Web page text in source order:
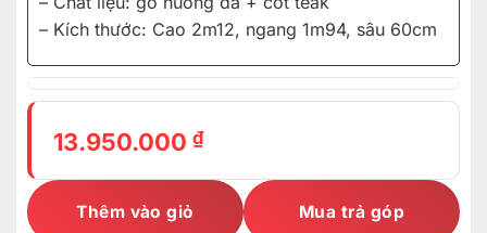
– Kích thước: Cao 2m12, ngang 1m94, sâu 60cm
13.950.000 ₫
Thêm vào giỏ Mua trả góp